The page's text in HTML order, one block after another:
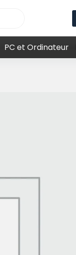
PC et Ordinateur